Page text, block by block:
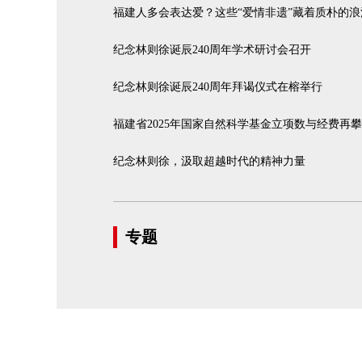
福建人多会表达爱？这些“爱情非遗”藏着质朴的浪
纪念林则徐诞辰240周年学术研讨会召开
纪念林则徐诞辰240周年拜谒仪式在榕举行
福建省2025年国家自然科学基金立项数与经费再
纪念林则徐，汲取超越时代的精神力量
专题